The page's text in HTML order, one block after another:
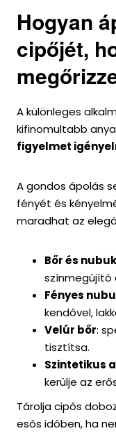
Hogyan
cipőjét,
A különleges
kifinomultabb
figyelmet
A gondos ápolás
fényét és
maradhat az
Bőr és
színmegújító
Fényes
kendővel,
Velúr bőr:
tisztítsa.
Szintetikus
kerülje az
Tárolja cipős
esős időben, ha